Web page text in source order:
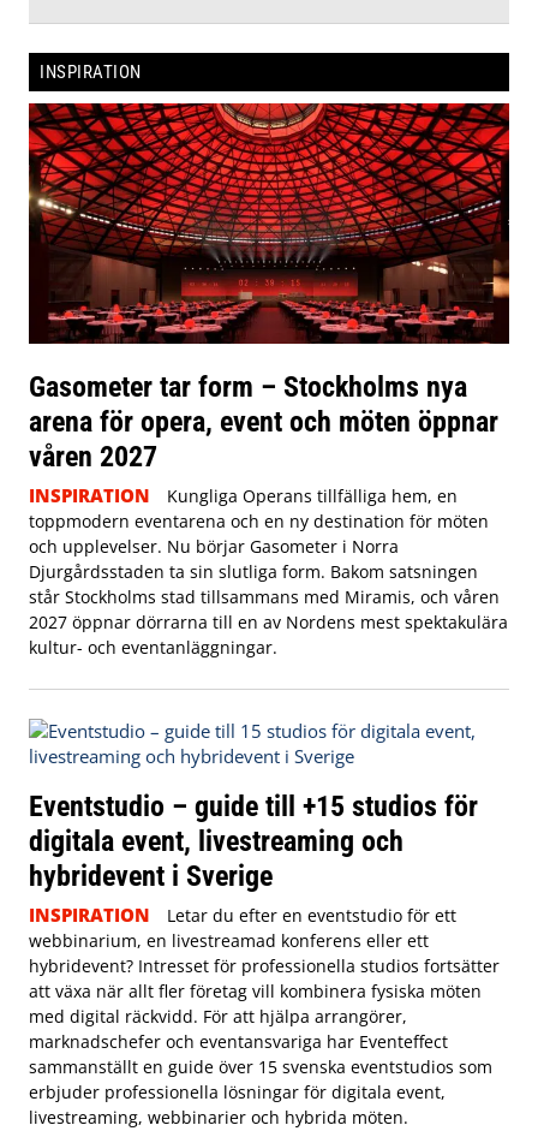
INSPIRATION
Gasometer tar form – Stockholms nya
arena för opera, event och möten öppnar
våren 2027
INSPIRATION
Kungliga Operans tillfälliga hem, en
toppmodern eventarena och en ny destination för möten
och upplevelser. Nu börjar Gasometer i Norra
Djurgårdsstaden ta sin slutliga form. Bakom satsningen
står Stockholms stad tillsammans med Miramis, och våren
2027 öppnar dörrarna till en av Nordens mest spektakulära
kultur- och eventanläggningar.
Eventstudio – guide till +15 studios för
digitala event, livestreaming och
hybridevent i Sverige
INSPIRATION
Letar du efter en eventstudio för ett
webbinarium, en livestreamad konferens eller ett
hybridevent? Intresset för professionella studios fortsätter
att växa när allt fler företag vill kombinera fysiska möten
med digital räckvidd. För att hjälpa arrangörer,
marknadschefer och eventansvariga har Eventeffect
sammanställt en guide över 15 svenska eventstudios som
erbjuder professionella lösningar för digitala event,
livestreaming, webbinarier och hybrida möten.